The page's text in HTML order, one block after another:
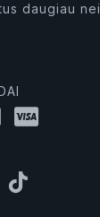
daugiau